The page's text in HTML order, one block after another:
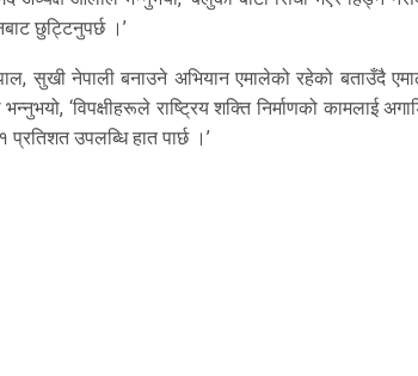
छुट्टिनुपर्छ ।’
सुखी नेपाली बनाउने अभियान एमालेको रहेको बताउँदै
‘विपक्षीहरूले राष्ट्रिय शक्ति निर्माणको कामलाई
उपलब्धि हात पार्छ ।’